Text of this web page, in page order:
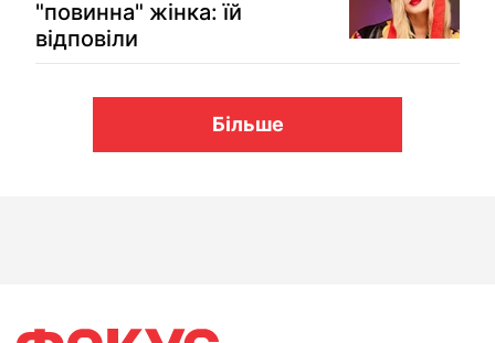
"повинна" жінка: їй
відповіли
Більше